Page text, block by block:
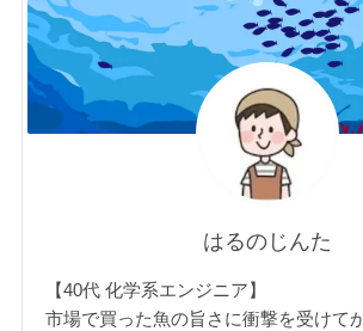
はるのじんた
【40代 化学系エンジニア】
市場で買った魚の旨さに衝撃を受けて